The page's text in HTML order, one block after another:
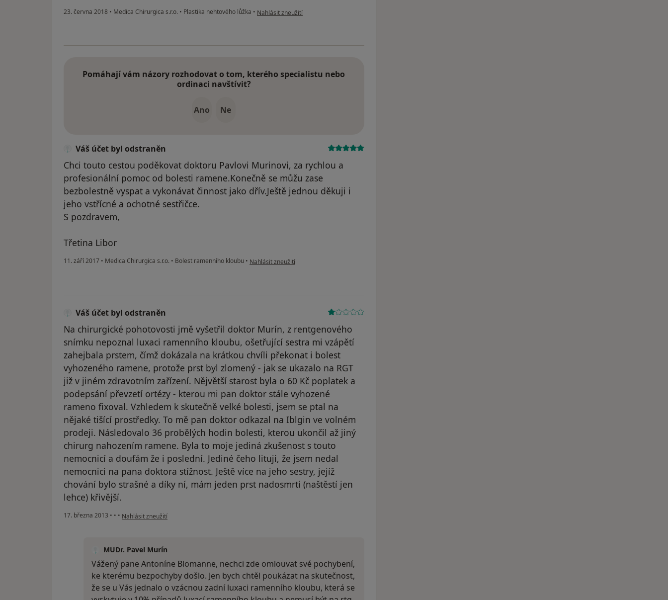
23. června 2018 • Medica Chirurgica s.r.o. • Plastika nehtového lůžka • podle názoru uživatele Váš účet byl odstraněn
Nahlásit zneužití
Pomáhají vám názory rozhodovat o tom, kterého specialistu nebo
ordinaci navštívit?
Ano Ne
Váš účet byl odstraněn
Chci touto cestou poděkovat doktoru Pavlovi Murinovi, za rychlou a
profesionální pomoc od bolesti ramene.Konečně se můžu zase
bezbolestně vyspat a vykonávat činnost jako dřív.Ještě jednou děkuji i
jeho vstřícné a ochotné sestřičce.
S pozdravem,
Třetina Libor
11. září 2017 • Medica Chirurgica s.r.o. • Bolest ramenního kloubu • podle názoru uživatele Váš účet byl odstraněn
Nahlásit zneužití
Váš účet byl odstraněn
Na chirurgické pohotovosti jmě vyšetřil doktor Murín, z rentgenového
snímku nepoznal luxaci ramenního kloubu, ošetřující sestra mi vzápětí
zahejbala prstem, čímž dokázala na krátkou chvíli překonat i bolest
vyhozeného ramene, protože prst byl zlomený - jak se ukazalo na RGT
již v jiném zdravotním zařízení. Nějvětší starost byla o 60 Kč poplatek a
podepsání převzetí ortézy - kterou mi pan doktor stále vyhozené
rameno fixoval. Vzhledem k skutečně velké bolesti, jsem se ptal na
nějaké tišící prostředky. To mě pan doktor odkazal na Iblgin ve volném
prodeji. Následovalo 36 probělých hodin bolesti, kterou ukončil až jiný
chirurg nahozením ramene. Byla to moje jediná zkušenost s touto
nemocnicí a doufám že i poslední. Jediné čeho lituji, že jsem nedal
nemocnici na pana doktora stížnost. Ještě více na jeho sestry, jejíž
chování bylo strašné a díky ní, mám jeden prst nadosmrti (naštěstí jen
lehce) křivější.
17. března 2013 • • • podle názoru uživatele Váš účet byl odstraněn
Nahlásit zneužití
MUDr. Pavel Murín
Vážený pane Antoníne Blomanne, nechci zde omlouvat své pochybení,
ke kterému bezpochyby došlo. Jen bych chtěl poukázat na skutečnost,
že se u Vás jednalo o vzácnou zadní luxaci ramenního kloubu, která se